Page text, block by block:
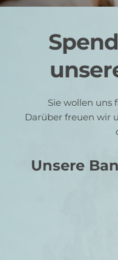
Sie wollen uns
Darüber freuen wir
Unsere